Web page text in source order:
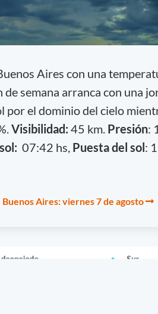
Aires con una
de semana arranca con una
por el dominio del cielo
Visibilidad: 45 km. Presión:
07:42 hs, Puesta del sol:
Aires: viernes 7 de agosto